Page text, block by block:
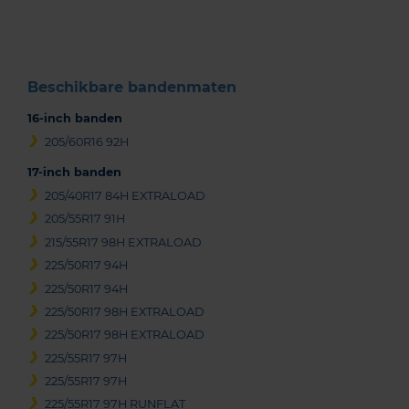
Beschikbare bandenmaten
16-inch banden
205/60R16 92H
17-inch banden
205/40R17 84H EXTRALOAD
205/55R17 91H
215/55R17 98H EXTRALOAD
225/50R17 94H
225/50R17 94H
225/50R17 98H EXTRALOAD
225/50R17 98H EXTRALOAD
225/55R17 97H
225/55R17 97H
225/55R17 97H RUNFLAT